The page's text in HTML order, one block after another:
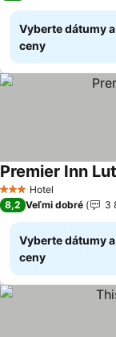
Vyberte dátumy
ceny
3 Počet hviezdičiek
Hotel
Premier Inn
8,2 Veľmi dobré 3
Vyberte dátumy
ceny